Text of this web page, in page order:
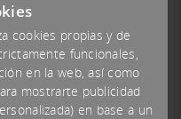
cookies propias y de
funcionales,
en la web, así como
mostrarte publicidad
en base a un